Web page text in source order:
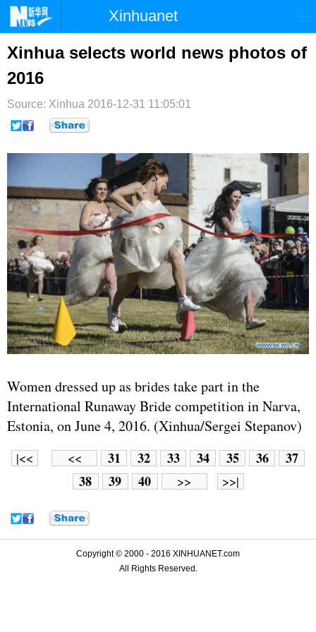
Xinhuanet
首页 时政
台湾
纪检 体育 科技
文娱
微博
Xinhua selects world news photos of
2016
Source: Xinhua 2016-12-31 11:05:01
Women dressed up as brides take part in the
International Runaway Bride competition in Narva,
Estonia, on June 4, 2016. (Xinhua/Sergei Stepanov)
|<< << 31 32 33 34 35 36
37
38
39 40 >> >>|
Copyright © 2000 - 2016 XINHUANET.com
All Rights Reserved.